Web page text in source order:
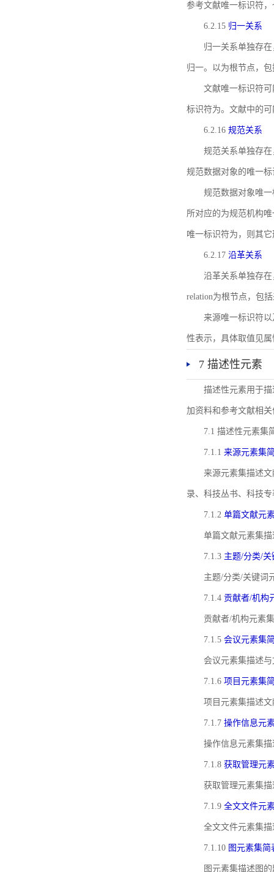
参考文献唯一标识符
6.2.15 归一关系
归一关系单独存
归一。以为根节点，
文献唯一标识符
标识符为。文献中的
6.2.16 规范关系
规范关系单独存
规范数据对象的唯一
规范数据对象唯一
所对应的为规范机构
唯一标识符为，则其
6.2.17 沿革关系
沿革关系单独存
relation为根节点，包
来源唯一标识符以
性表示，具体取值见属
7 描述性元素
描述性元素用于
加资料和参考文献相
7.1 描述性元素集
7.1.1 来源元素集
来源元素集描述
录、科技丛书、科技
7.1.2 单篇文献元
单篇文献元素集
7.1.3 主题/分类/
主题/分类/关键词
7.1.4 贡献者/机构
贡献者/机构元素
7.1.5 会议元素集
会议元素集描述
7.1.6 项目元素集
项目元素集描述
7.1.7 操作信息元
操作信息元素集
7.1.8 获取管理元
获取管理元素集
7.1.9 全文文件元
全文文件元素集
7.1.10 图元素集简
图元素集描述图